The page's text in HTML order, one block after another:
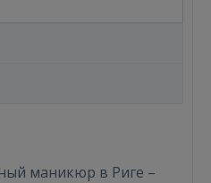
маникюр в Риге –